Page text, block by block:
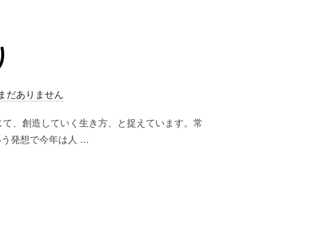
だありません
、創造していく生き方、と捉えています。常
発想で今年は人 …